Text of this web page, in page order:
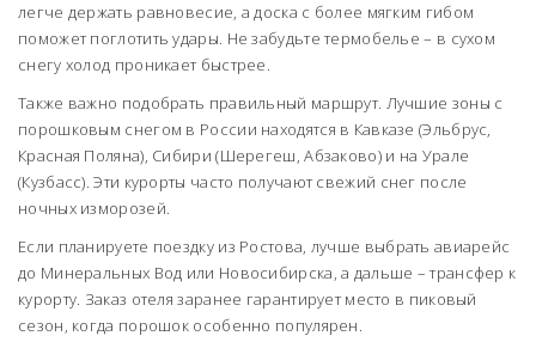
легче держать равновесие, а доска с более мягким гибом
поможет поглотить удары. Не забудьте термобелье – в сухом
снегу холод проникает быстрее.
Также важно подобрать правильный маршрут. Лучшие зоны с
порошковым снегом в России находятся в Кавказе (Эльбрус,
Красная Поляна), Сибири (Шерегеш, Абзаково) и на Урале
(Кузбасс). Эти курорты часто получают свежий снег после
ночных изморозей.
Если планируете поездку из Ростова, лучше выбрать авиарейс
до Минеральных Вод или Новосибирска, а дальше – трансфер к
курорту. Заказ отеля заранее гарантирует место в пиковый
сезон, когда порошок особенно популярен.